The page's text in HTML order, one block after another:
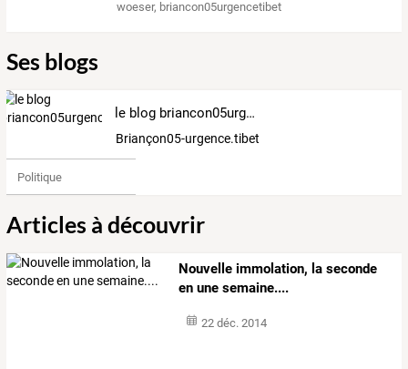
woeser, briancon05urgencetibet
Ses blogs
le blog briancon05urgencetibet
Briançon05-urgence.tibet
Politique
Articles à découvrir
Nouvelle immolation, la seconde
en une semaine....
22 déc. 2014